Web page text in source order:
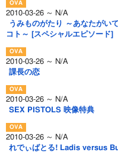
2010-03-26 ～ N/A
うみものがたり ～あなたがい
コト～ [スペシャルエピソード]
2010-03-26 ～ N/A
課長の恋
2010-03-26 ～ N/A
SEX PISTOLS 映像特典
2010-03-26 ～ N/A
れでぃばとる! Ladis versus